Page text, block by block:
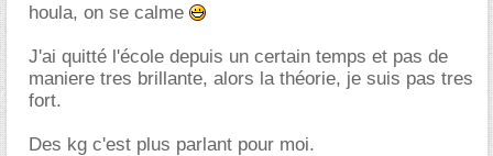
houla, on se calme
J'ai quitté l'école depuis un certain temps et pas de
maniere tres brillante, alors la théorie, je suis pas tres
fort.
Des kg c'est plus parlant pour moi.